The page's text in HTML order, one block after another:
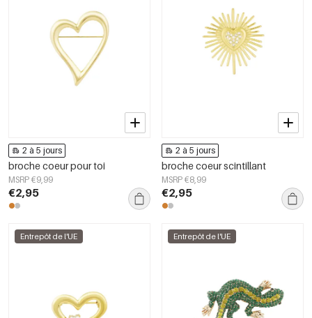
2 à 5 jours
broche coeur pour toi
MSRP €9,99
€2,95
2 à 5 jours
broche coeur scintillant
MSRP €8,99
€2,95
Entrepôt de l'UE Entrepôt de l'UE